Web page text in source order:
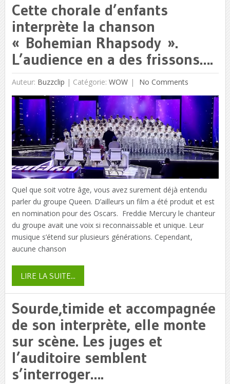
Cette chorale d’enfants
interprète la chanson
« Bohemian Rhapsody ».
L’audience en a des frissons….
Auteur: Buzzclip | Catégorie: WOW No Comments
Quel que soit votre âge, vous avez surement déjà entendu
parler du groupe Queen. D’ailleurs un film a été produit et est
en nomination pour des Oscars. Freddie Mercury le chanteur
du groupe avait une voix si reconnaissable et unique. Leur
musique s’étend sur plusieurs générations. Cependant,
aucune chanson
LIRE LA SUITE...
Sourde,timide et accompagnée
de son interprète, elle monte
sur scène. Les juges et
l’auditoire semblent
s’interroger….